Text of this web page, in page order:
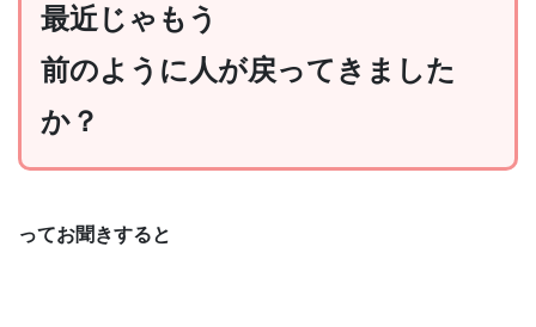
最近じゃもう
前のように人が戻ってきました
か？
ってお聞きすると